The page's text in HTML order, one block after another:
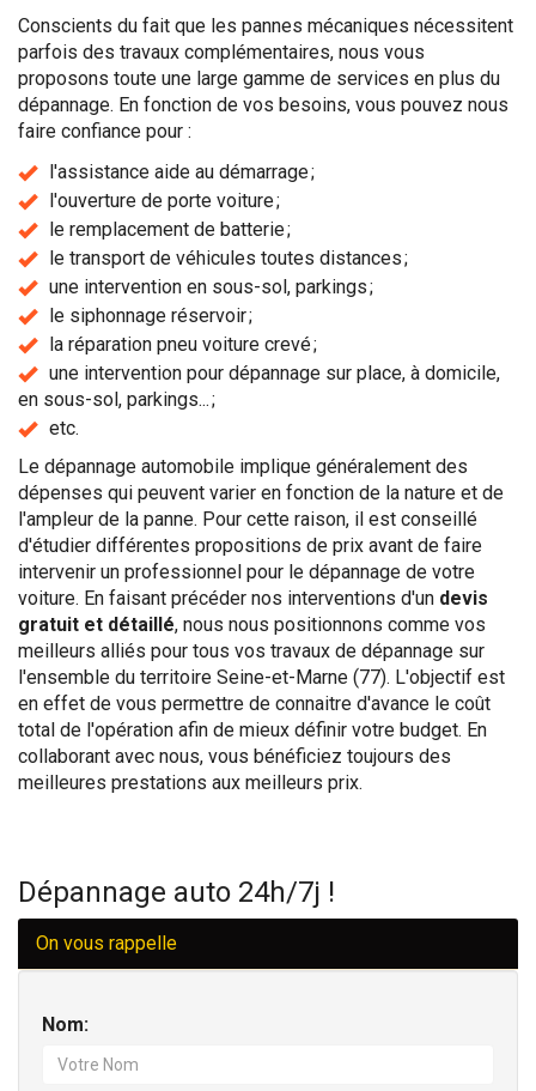
Conscients du fait que les pannes mécaniques nécessitent
parfois des travaux complémentaires, nous vous
proposons toute une large gamme de services en plus du
dépannage. En fonction de vos besoins, vous pouvez nous
faire confiance pour :
l'assistance aide au démarrage ;
l'ouverture de porte voiture ;
le remplacement de batterie ;
le transport de véhicules toutes distances ;
une intervention en sous-sol, parkings ;
le siphonnage réservoir ;
la réparation pneu voiture crevé ;
une intervention pour dépannage sur place, à domicile,
en sous-sol, parkings... ;
etc.
Le dépannage automobile implique généralement des
dépenses qui peuvent varier en fonction de la nature et de
l'ampleur de la panne. Pour cette raison, il est conseillé
d'étudier différentes propositions de prix avant de faire
intervenir un professionnel pour le dépannage de votre
voiture. En faisant précéder nos interventions d'un devis
gratuit et détaillé, nous nous positionnons comme vos
meilleurs alliés pour tous vos travaux de dépannage sur
l'ensemble du territoire Seine-et-Marne (77). L'objectif est
en effet de vous permettre de connaitre d'avance le coût
total de l'opération afin de mieux définir votre budget. En
collaborant avec nous, vous bénéficiez toujours des
meilleures prestations aux meilleurs prix.
Dépannage auto 24h/7j !
On vous rappelle
Nom: